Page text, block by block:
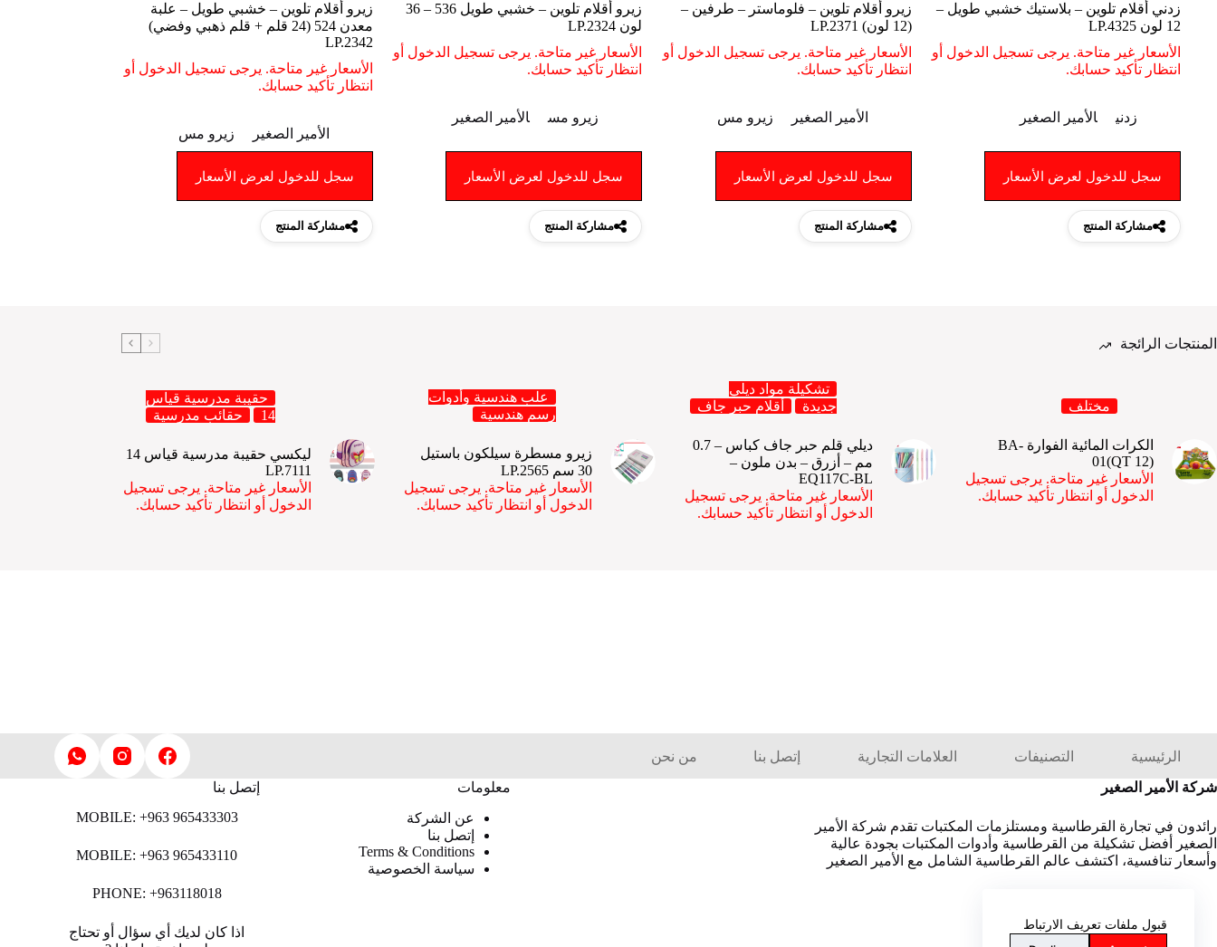
قبول ملفات تعريف الارتباط
زدني أقلام تلوين – بلاستيك خشبي طويل –
12 لون LP.4325
الأسعار غير متاحة. يرجى تسجيل الدخول أو
انتظار تأكيد حسابك.
زدني الأمير الصغير
سجل للدخول لعرض الأسعار
مشاركة المنتج
زيرو أقلام تلوين – فلوماستر – طرفين –
(12 لون) LP.2371
الأسعار غير متاحة. يرجى تسجيل الدخول أو
انتظار تأكيد حسابك.
الأمير الصغير زيرو مس
سجل للدخول لعرض الأسعار
مشاركة المنتج
زيرو أقلام تلوين – خشبي طويل 536 – 36
لون LP.2324
الأسعار غير متاحة. يرجى تسجيل الدخول أو
انتظار تأكيد حسابك.
زيرو مس الأمير الصغير
سجل للدخول لعرض الأسعار
مشاركة المنتج
زيرو أقلام تلوين – خشبي طويل – علبة
معدن 524 (24 قلم + قلم ذهبي وفضي)
LP.2342
الأسعار غير متاحة. يرجى تسجيل الدخول أو
انتظار تأكيد حسابك.
الأمير الصغير زيرو مس
سجل للدخول لعرض الأسعار
مشاركة المنتج
المنتجات الرائجة
مختلف
الكرات المائية الفوارة BA-
01(QT 12)
الأسعار غير متاحة. يرجى تسجيل
الدخول أو انتظار تأكيد حسابك.
تشكيلة مواد ديلي
جديدة
أقلام حبر جاف
ديلي قلم حبر جاف كباس – 0.7
مم – أزرق – بدن ملون –
EQ117C-BL
الأسعار غير متاحة. يرجى تسجيل
الدخول أو انتظار تأكيد حسابك.
علب هندسية وأدوات
رسم هندسية
زيرو مسطرة سيلكون باستيل
30 سم LP.2565
الأسعار غير متاحة. يرجى تسجيل
الدخول أو انتظار تأكيد حسابك.
حقيبة مدرسية قياس
14
حقائب مدرسية
ليكسي حقيبة مدرسية قياس 14
LP.7111
الأسعار غير متاحة. يرجى تسجيل
الدخول أو انتظار تأكيد حسابك.
الرئيسية التصنيفات العلامات التجارية إتصل بنا من نحن
شركة الأمير الصغير
رائدون في تجارة القرطاسية ومستلزمات المكتبات تقدم شركة الأمير
الصغير أفضل تشكيلة من القرطاسية وأدوات المكتبات بجودة عالية
وأسعار تنافسية، اكتشف عالم القرطاسية الشامل مع الأمير الصغير
معلومات
عن الشركة
إتصل بنا
Terms & Conditions
سياسة الخصوصية
إتصل بنا
MOBILE: +963 965433303
MOBILE: +963 965433110
PHONE: +963118018
اذا كان لديك أي سؤال أو تحتاج